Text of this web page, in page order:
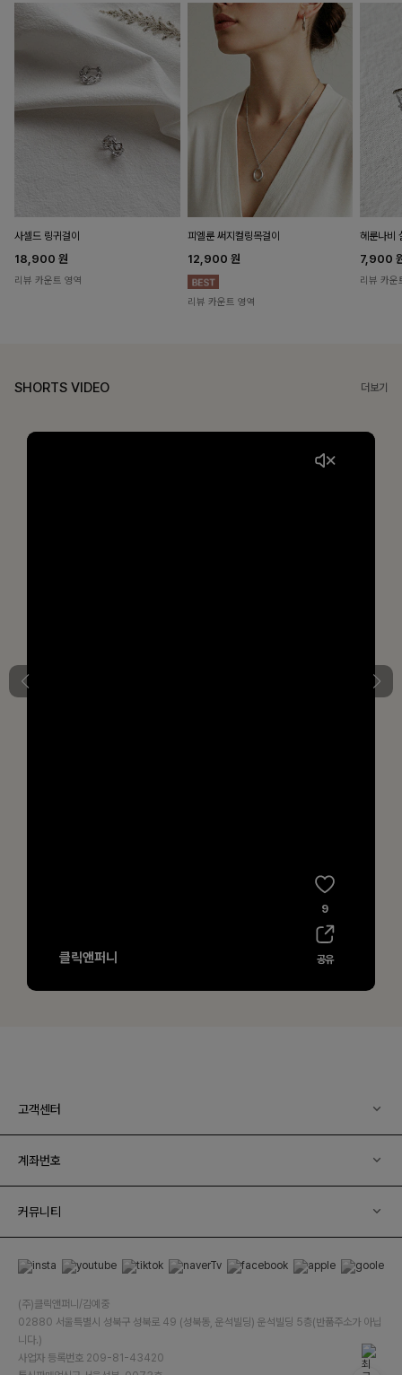
사셀드 링귀걸이
18,900 원
리뷰 카운트 영역
피엘룬 써지컬링목걸이
12,900 원
리뷰 카운트 영역
헤룬나비
7,900
리뷰 카운
SHORTS VIDEO 더보기
고객센터
계좌번호
커뮤니티
(주)클릭앤퍼니/김예중
02880 서울특별시 성북구 성북로 49 (성북동, 운석빌딩) 운석빌딩 5층(반품주소가 아닙
니다.)
사업자 등록번호 209-81-43420